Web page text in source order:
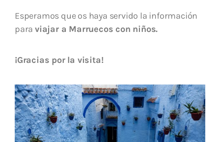
Esperamos que os haya servido la información
para viajar a Marruecos con niños.
¡Gracias por la visita!